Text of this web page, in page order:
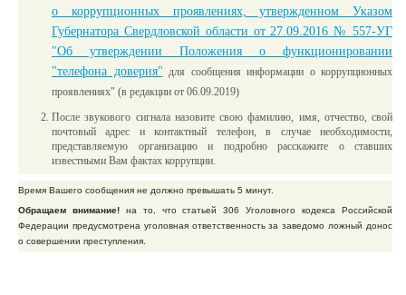
о коррупционных проявлениях, утвержденном Указом
Губернатора Свердловской области от 27.09.2016 № 557-УГ
"Об утверждении Положения о функционировании
"телефона доверия" для сообщения информации о коррупционных
проявлениях" (в редакции от 06.09.2019)
После звукового сигнала назовите свою фамилию, имя, отчество, свой
почтовый адрес и контактный телефон, в случае необходимости,
представляемую организацию и подробно расскажите о ставших
известными Вам фактах коррупции.
Время Вашего сообщения не должно превышать 5 минут.
Обращаем внимание! на то, что статьей 306 Уголовного кодекса Российской
Федерации предусмотрена уголовная ответственность за заведомо ложный донос
о совершении преступления.